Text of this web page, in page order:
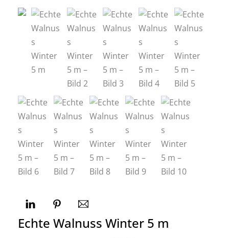
Echte Walnuss Winter 5 m